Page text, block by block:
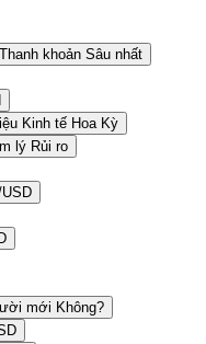
khoản Sâu nhất
Kinh tế Hoa Kỳ
lý Rủi ro
mới Không?